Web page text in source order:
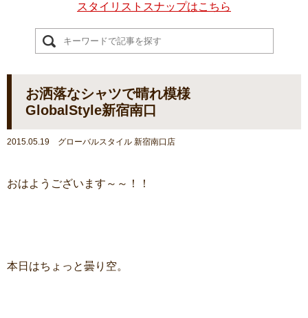
スタイリストスナップはこちら
お洒落なシャツで晴れ模様
GlobalStyle新宿南口
2015.05.19 グローバルスタイル 新宿南口店
おはようございます～～！！
本日はちょっと曇り空。